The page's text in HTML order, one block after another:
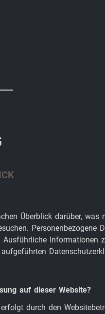
Überblick darüber, was
Personenbezogene
Informationen
auf dieser Website?
durch den